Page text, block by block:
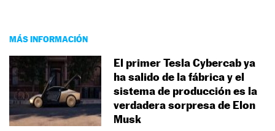
MÁS INFORMACIÓN
El primer Tesla Cybercab ya
ha salido de la fábrica y el
sistema de producción es la
verdadera sorpresa de Elon
Musk